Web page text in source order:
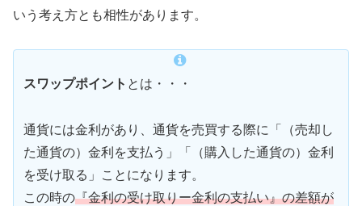
いう考え方とも相性があります。
スワップポイント とは・・・
通貨には金利があり、通貨を売買する際に「（売却し
た通貨の）金利を支払う」「（購入した通貨の）金利
を受け取る」ことになります。
この時の『金利の受け取りー金利の支払い』の差額が